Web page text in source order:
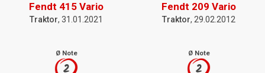
Fendt 415 Vario
Traktor, 31.01.2021
Fendt 209 Vario
Traktor, 29.02.2012
Ø Note Ø Note